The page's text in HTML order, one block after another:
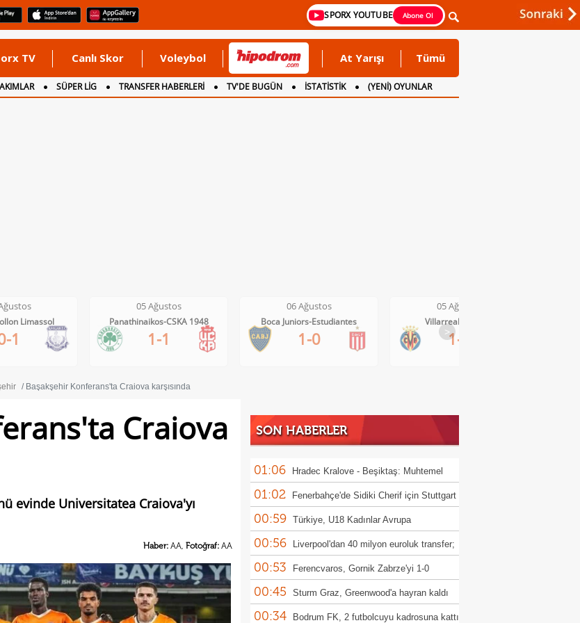
SPORX YOUTUBE Abone Ol
TV Canlı Skor Voleybol At Yarışı Tümü
SÜPER LİG TRANSFER HABERLERİ TV'DE BUGÜN İSTATİSTİK
(YENİ) OYUNLAR
Limassol
1
05 Ağustos
Panathinaikos-CSKA 1948
1-1
06 Ağustos
Boca Juniors-Estudiantes
1-0
05 Ağustos
Villarreal-Levante
1-0
>
Başakşehir Konferans'ta Craiova karşısında
Craiova
evinde Universitatea Craiova'yı
Haber: AA, Fotoğraf: AA
SON HABERLER
01:06 Hradec Kralove - Beşiktaş: Muhtemel
11'ler
01:02 Fenerbahçe'de Sidiki Cherif için Stuttgart
iddiası!
00:59 Türkiye, U18 Kadınlar Avrupa
Şampiyonası'nda Sırbistan'a 70-67 yenildi
00:56 Liverpool'dan 40 milyon euroluk transfer;
Victor Munoz
00:53 Ferencvaros, Gornik Zabrze'yi 1-0
mağlup etti
00:45 Sturm Graz, Greenwood'a hayran kaldı
00:34 Bodrum FK, 2 futbolcuyu kadrosuna kattı